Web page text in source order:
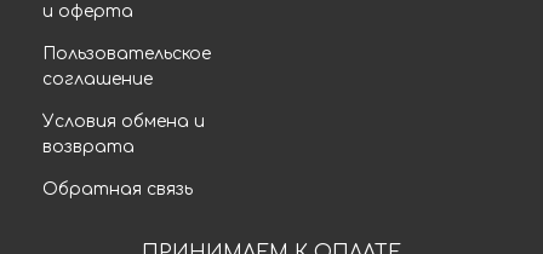
и оферта
Пользовательское
соглашение
Условия обмена и
возврата
Обратная связь